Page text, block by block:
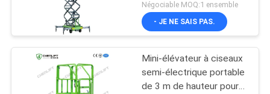
Négociable MOQ:1 ensemble
- JE NE SAIS PAS.
Mini-élévateur à ciseaux
semi-électrique portable
de 3 m de hauteur pour